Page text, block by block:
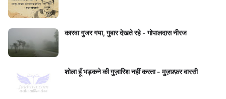
कारवा गुजर गया, गुबार देखते रहे - गोपालदास नीरज
शोला हूँ भड़कने की गुज़ारिश नहीं करता - मुज़फ़्फ़र वारसी